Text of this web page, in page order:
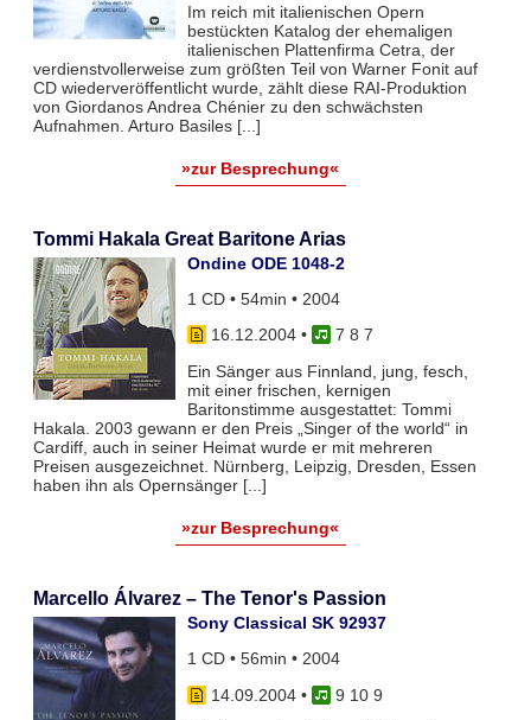
Im reich mit italienischen Opern
bestückten Katalog der ehemaligen
italienischen Plattenfirma Cetra, der
verdienstvollerweise zum größten Teil von Warner Fonit auf
CD wiederveröffentlicht wurde, zählt diese RAI-Produktion
von Giordanos Andrea Chénier zu den schwächsten
Aufnahmen. Arturo Basiles [...]
»zur Besprechung«
Tommi Hakala Great Baritone Arias
Ondine ODE 1048-2
1 CD • 54min • 2004
16.12.2004•
7 8 7
Ein Sänger aus Finnland, jung, fesch,
mit einer frischen, kernigen
Baritonstimme ausgestattet: Tommi
Hakala. 2003 gewann er den Preis „Singer of the world“ in
Cardiff, auch in seiner Heimat wurde er mit mehreren
Preisen ausgezeichnet. Nürnberg, Leipzig, Dresden, Essen
haben ihn als Opernsänger [...]
»zur Besprechung«
Marcello Álvarez – The Tenor's Passion
Sony Classical SK 92937
1 CD • 56min • 2004
14.09.2004•
9 10 9